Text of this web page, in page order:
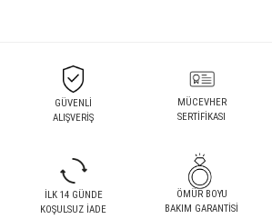
GÜVENLİ
ALIŞVERİŞ
MÜCEVHER
SERTİFİKASI
İLK 14 GÜNDE
KOŞULSUZ İADE
ÖMÜR BOYU
BAKIM GARANTİSİ